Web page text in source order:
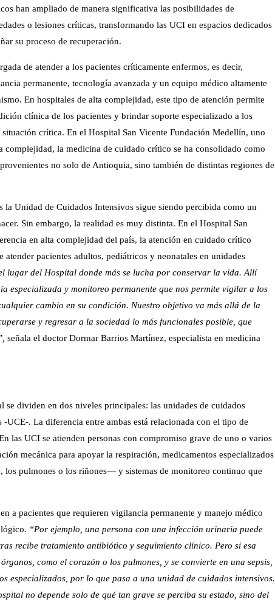
han ampliado de manera significativa las posibilidades de
o lesiones críticas, transformando las UCI en espacios dedicados
su proceso de recuperación.
de atender a los pacientes críticamente enfermos, es decir,
permanente, tecnología avanzada y un equipo médico altamente
En hospitales de alta complejidad, este tipo de atención permite
clínica de los pacientes y brindar soporte especializado a los
crítica. En el Hospital San Vicente Fundación Medellín, uno
complejidad, la medicina de cuidado crítico se ha consolidado como
no solo de Antioquia, sino también de distintas regiones de
la Unidad de Cuidados Intensivos sigue siendo percibida como un
Sin embargo, la realidad es muy distinta. En el Hospital San
en alta complejidad del país, la atención en cuidado crítico
pacientes adultos, pediátricos y neonatales en unidades
lugar del Hospital donde más se lucha por conservar la vida. Allí
especializada y monitoreo permanente que nos permite vigilar a los
cambio en su condición. Nuestro objetivo va más allá de la
y regresar a la sociedad lo más funcionales posible, que
señala el doctor Dormar Barrios Martínez, especialista en medicina
se dividen en dos niveles principales: las unidades de cuidados
UCE-. La diferencia entre ambas está relacionada con el tipo de
las UCI se atienden personas con compromiso grave de uno o varios
mecánica para apoyar la respiración, medicamentos especializados
pulmones o los riñones— y sistemas de monitoreo continuo que
a pacientes que requieren vigilancia permanente y manejo médico
“Por ejemplo, una persona con una infección urinaria puede
recibe tratamiento antibiótico y seguimiento clínico. Pero si esa
como el corazón o los pulmones, y se convierte en una sepsis,
especializados, por lo que pasa a una unidad de cuidados intensivos.
no depende solo de qué tan grave se perciba su estado, sino del